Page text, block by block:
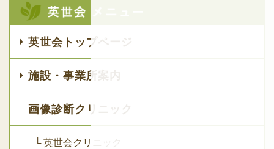
英世会トップページ
施設・事業所案内
画像診断クリニック
└ 英世会クリニック